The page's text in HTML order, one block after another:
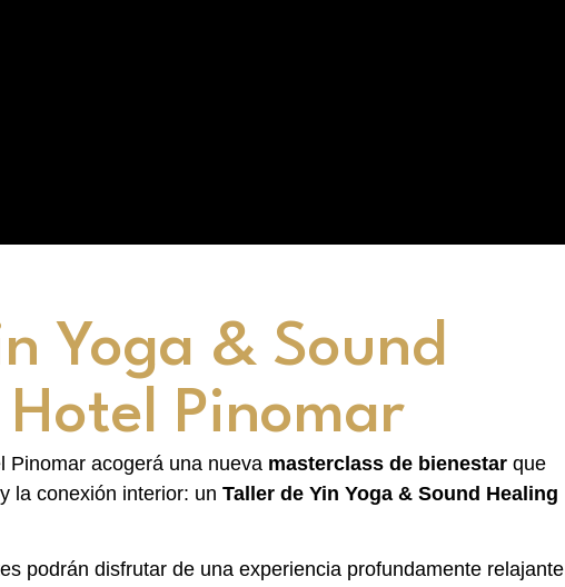
Yoga & Sound
Pinomar
Pinomar acogerá una nueva masterclass de bienestar que
la conexión interior: un Taller de Yin Yoga & Sound Healing
podrán disfrutar de una experiencia profundamente relajante